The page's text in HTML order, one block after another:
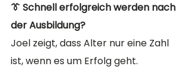
👔 Schnell erfolgreich werden nach
der Ausbildung?
Joel zeigt, dass Alter nur eine Zahl
ist, wenn es um Erfolg geht.